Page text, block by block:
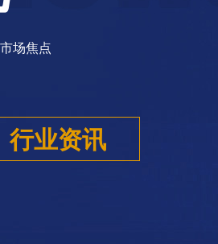
场焦点
行业资讯